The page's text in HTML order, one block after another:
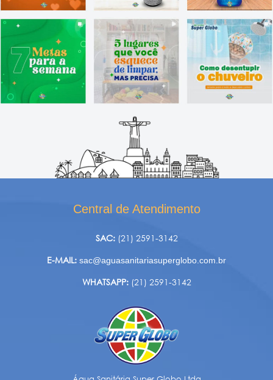
Central de Atendimento
SAC:(21) 2591-3142
E-MAIL: sac@aguasanitariasuperglobo.com.br
WHATSAPP:(21) 2591-3142